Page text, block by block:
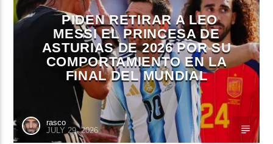
CURRENT SHOW
BALADAS Y VALLENATO
2:00 PM 5:00 PM
PIDEN RETIRAR A LEO
MESSI EL PRINCESA DE
ASTURIAS DE 2026 POR SU
COMPORTAMIENTO EN LA
FINAL DEL MUNDIAL
rasco
JULY 29, 2026